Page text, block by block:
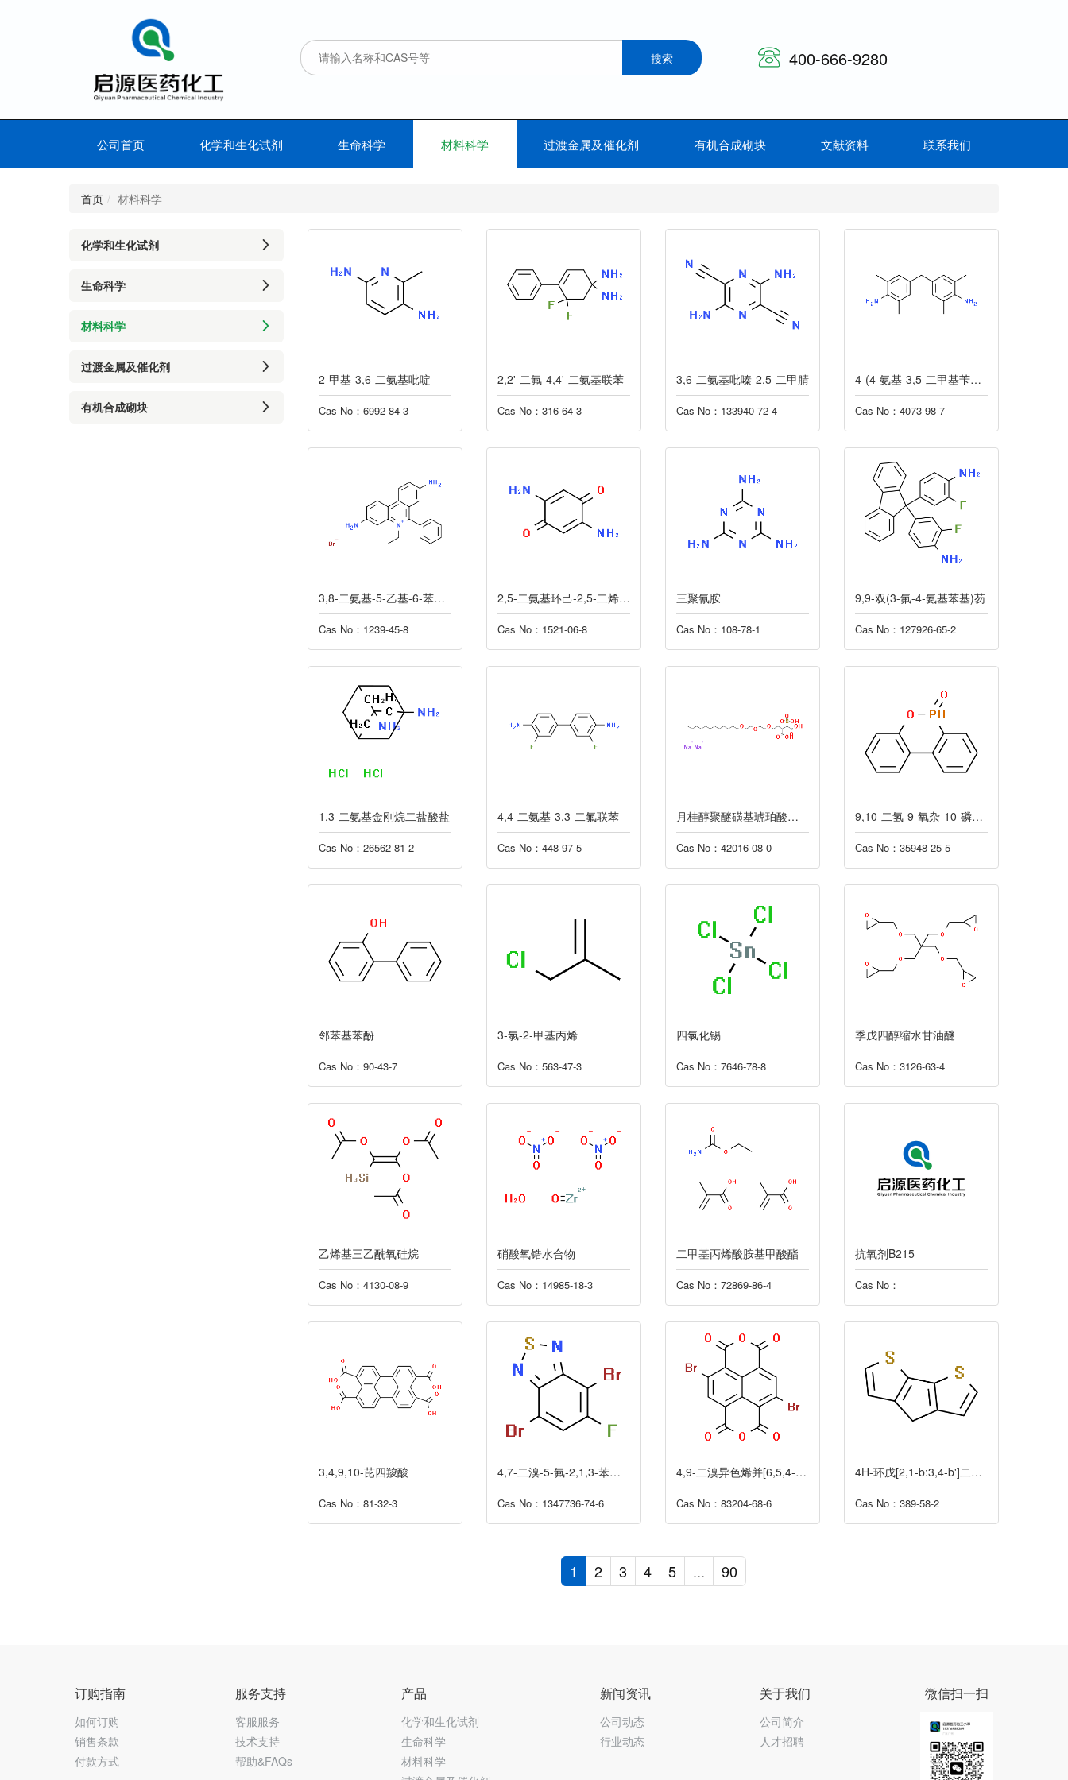
400-666-9280
公司首页 化学和生化试剂 生命科学 材料科学 过渡金属及催化剂 有机合成砌块 文献资料 联系我们
首页 材料科学
化学和生化试剂
生命科学
材料科学
过渡金属及催化剂
有机合成砌块
2-甲基-3,6-二氨基吡啶
Cas No：6992-84-3
2,2'-二氟-4,4'-二氨基联苯
Cas No：316-64-3
3,6-二氨基吡嗪-2,5-二甲腈
Cas No：133940-72-4
4-(4-氨基-3,5-二甲基苄基)-2,6-二甲基苯胺
Cas No：4073-98-7
3,8-二氨基-5-乙基-6-苯基菲啶溴化物
Cas No：1239-45-8
2,5-二氨基环己-2,5-二烯-1,4-二酮
Cas No：1521-06-8
三聚氰胺
Cas No：108-78-1
9,9-双(3-氟-4-氨基苯基)芴
Cas No：127926-65-2
1,3-二氨基金刚烷二盐酸盐
Cas No：26562-81-2
4,4-二氨基-3,3-二氟联苯
Cas No：448-97-5
月桂醇聚醚磺基琥珀酸酯二钠
Cas No：42016-08-0
9,10-二氢-9-氧杂-10-磷杂菲-10-氧化物
Cas No：35948-25-5
邻苯基苯酚
Cas No：90-43-7
3-氯-2-甲基丙烯
Cas No：563-47-3
四氯化锡
Cas No：7646-78-8
季戊四醇缩水甘油醚
Cas No：3126-63-4
乙烯基三乙酰氧硅烷
Cas No：4130-08-9
硝酸氧锆水合物
Cas No：14985-18-3
二甲基丙烯酸胺基甲酸酯
Cas No：72869-86-4
抗氧剂B215
Cas No：
3,4,9,10-芘四羧酸
Cas No：81-32-3
4,7-二溴-5-氟-2,1,3-苯并噻二唑
Cas No：1347736-74-6
4,9-二溴异色烯并[6,5,4-DEF]异色烯-1,3,6,8-四酮
Cas No：83204-68-6
4H-环戊[2,1-b:3,4-b']二噻吩
Cas No：389-58-2
1 2 3 4 5 ... 90
订购指南
如何订购
销售条款
付款方式
服务支持
客服服务
技术支持
帮助&FAQs
产品
化学和生化试剂
生命科学
材料科学
新闻资讯
公司动态
行业动态
关于我们
公司简介
人才招聘
微信扫一扫